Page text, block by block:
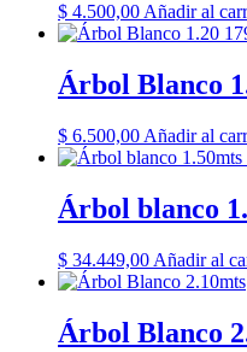
$ 4.500,00 Añadir al
Árbol Blanco
$ 6.500,00 Añadir al
Árbol blanco
$ 34.449,00 Añadir al
Árbol Blanco